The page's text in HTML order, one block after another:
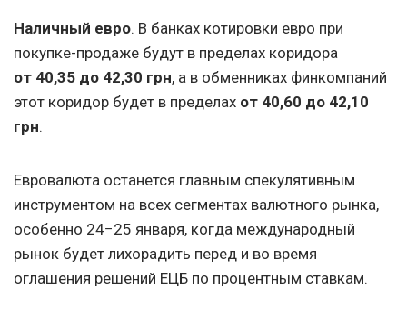
Наличный евро. В банках котировки евро при
покупке-продаже будут в пределах коридора
от 40,35 до 42,30 грн, а в обменниках финкомпаний
этот коридор будет в пределах от 40,60 до 42,10
грн.
Евровалюта останется главным спекулятивным
инструментом на всех сегментах валютного рынка,
особенно 24−25 января, когда международный
рынок будет лихорадить перед и во время
оглашения решений ЕЦБ по процентным ставкам.